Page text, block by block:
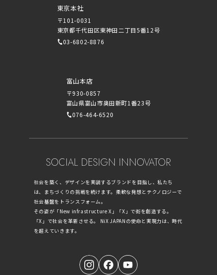
東京本社
〒101-0031
東京都千代田区東神田二丁目5番12号
03-6802-8876
富山本店
〒930-0857
富山県富山市奥田新町1番23号
076-464-6520
SOCIAL DESIGN INNOVATOR
社会を築く、デザインを実装するブランドを目指し、私たち
は、まちづくりの挑戦を続けます。柔軟な発想とテクノロジーで
社会基盤をトランスフォーム。
その姿が「New infrastructure X」「X」で街を創造する。
「X」で社会を革新させる。 NiX JAPANの使命と実現力は、時代
を超えていきます。